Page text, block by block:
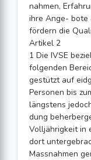
nahmen,
ihre Ange- bote
fördern die
Artikel 2
1 Die IVSE
folgenden
gestützt auf
Personen bis
längstens
dung
Volljährigkeit in
dort
Massnahmen